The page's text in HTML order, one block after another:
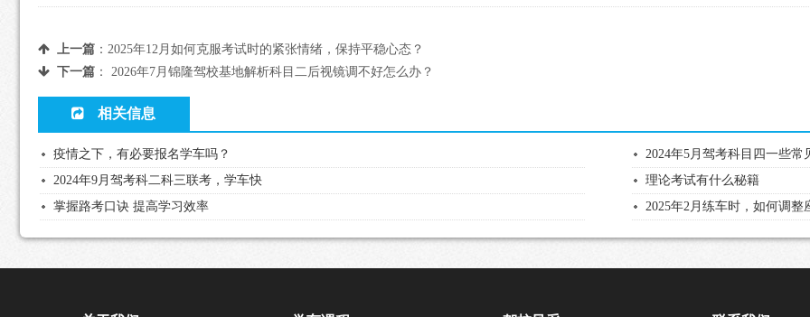
上一篇： 2025年12月如何克服考试时的紧张情绪，保持平稳心态？
下一篇： 2026年7月锦隆驾校基地解析科目二后视镜调不好怎么办？
相关信息
疫情之下，有必要报名学车吗？
2024年5月驾考科目四一些常
2024年9月驾考科二科三联考，学车快
理论考试有什么秘籍
掌握路考口诀 提高学习效率
2025年2月练车时，如何调整